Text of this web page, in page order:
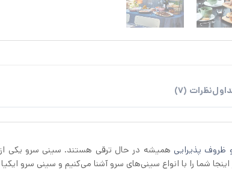
نظرات (7)
ظروف پذیرایی همیشه در حال ترقی هستند. سینی سرو یکی
شما را با انواع سینی‌های سرو آشنا می‌کنیم و سینی سرو